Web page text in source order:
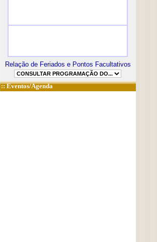
Relação de Feriados e Pontos Facultativos
::Eventos/Agenda